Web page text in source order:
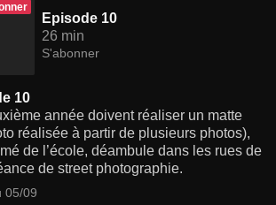
Episode 10
26 min
S'abonner
10
année doivent réaliser un matte
réalisée à partir de plusieurs photos),
de l’école, déambule dans les rues de
de street photographie.
05/09